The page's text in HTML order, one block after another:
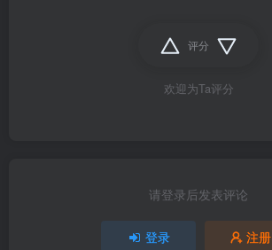
评分
欢迎为Ta评分
请登录后发表评论
登录 注册